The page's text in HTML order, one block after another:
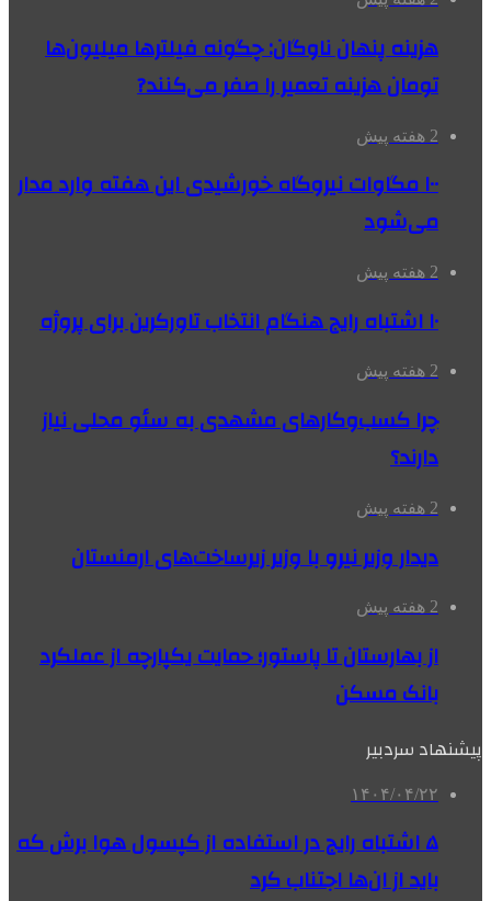
هزینه پنهان ناوگان: چگونه فیلترها میلیون‌ها
تومان هزینه تعمیر را صفر می‌کنند?
2 هفته پیش
۱۰۰ مگاوات نیروگاه‌ خورشیدی این هفته وارد مدار
می‌شود
2 هفته پیش
۱۰ اشتباه رایج هنگام انتخاب تاورکرین برای پروژه
2 هفته پیش
چرا کسب‌وکارهای مشهدی به سئو محلی نیاز
دارند؟
2 هفته پیش
دیدار وزیر نیرو با وزیر زیرساخت‌های ارمنستان
2 هفته پیش
از بهارستان تا پاستور؛ حمایت یکپارچه از عملکرد
بانک مسکن
پیشنهاد سردبیر
۱۴۰۴/۰۴/۲۲
۵ اشتباه رایج در استفاده از کپسول هوا برش که
باید از ان‌ها اجتناب کرد